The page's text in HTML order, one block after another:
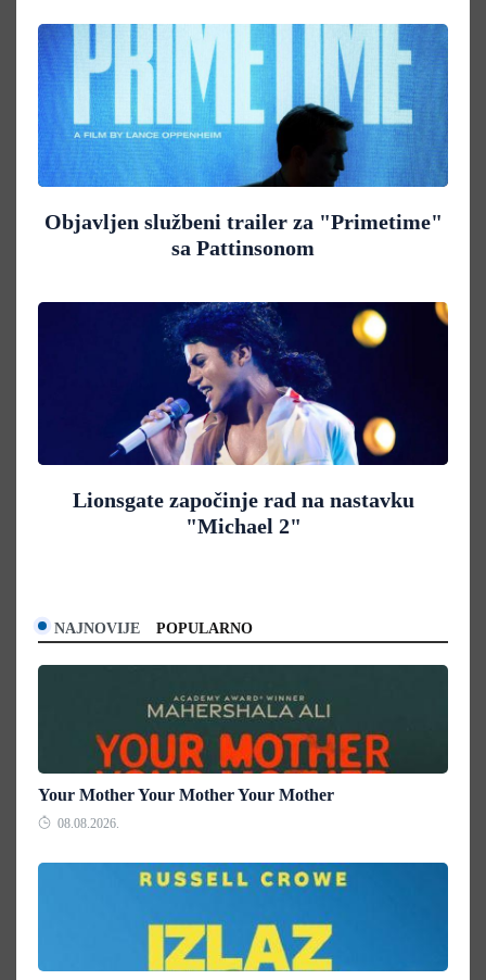
Objavljen službeni trailer za "Primetime"
sa Pattinsonom
Lionsgate započinje rad na nastavku
"Michael 2"
NAJNOVIJE POPULARNO
Your Mother Your Mother Your Mother
08.08.2026.